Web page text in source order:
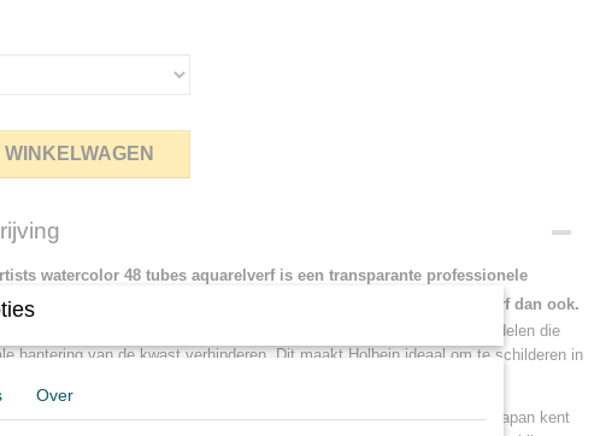
WINKELWAGEN
watercolor 48 tubes aquarelverf is een transparante professionele
Japanse topkwaliteit: fijner gemalen dan welke andere aquarelverf dan ook.
zonder ossengal of ander dierlijk bijproduct of andere dispergeermiddelen die
hantering van de kwast verhinderen. Dit maakt Holbein ideaal om te schilderen in
Artists' watercolor kopen we sinds kort bij de producent in Japan zelf. Japan kent
Over